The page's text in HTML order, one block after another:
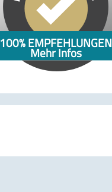
100% EMPFEHLUNGEN
Mehr Infos